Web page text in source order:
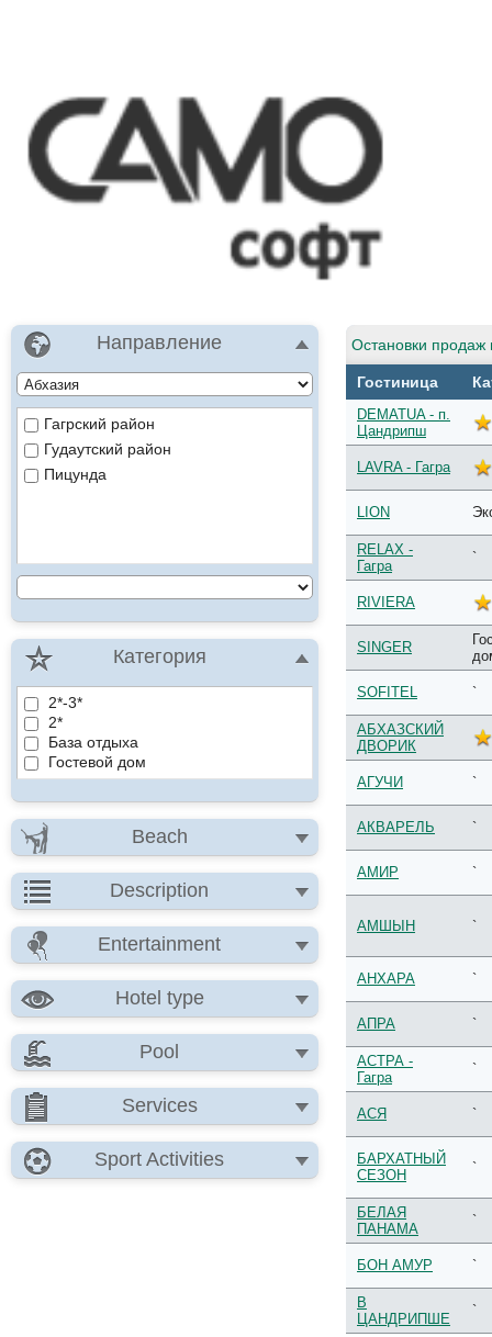
Направление
Гагрский район
Гудаутский район
Пицунда
Категория
2*-3*
2*
База отдыха
Гостевой дом
Beach
Description
Entertainment
Hotel type
Pool
Services
Sport Activities
Остановки продаж
Гостиница
DEMATUA - п.
Цандрипш
LAVRA - Гагра
LION
RELAX -
Гагра
`
RIVIERA
SINGER
SOFITEL `
АБХАЗСКИЙ
ДВОРИК
АГУЧИ `
АКВАРЕЛЬ `
АМИР `
АМШЫН `
АНХАРА `
АПРА `
АСТРА -
Гагра
`
АСЯ `
БАРХАТНЫЙ
СЕЗОН
`
БЕЛАЯ
ПАНАМА
`
БОН АМУР `
В
ЦАНДРИПШЕ
`